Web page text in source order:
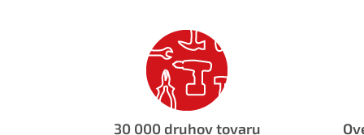
30 000 druhov tovaru